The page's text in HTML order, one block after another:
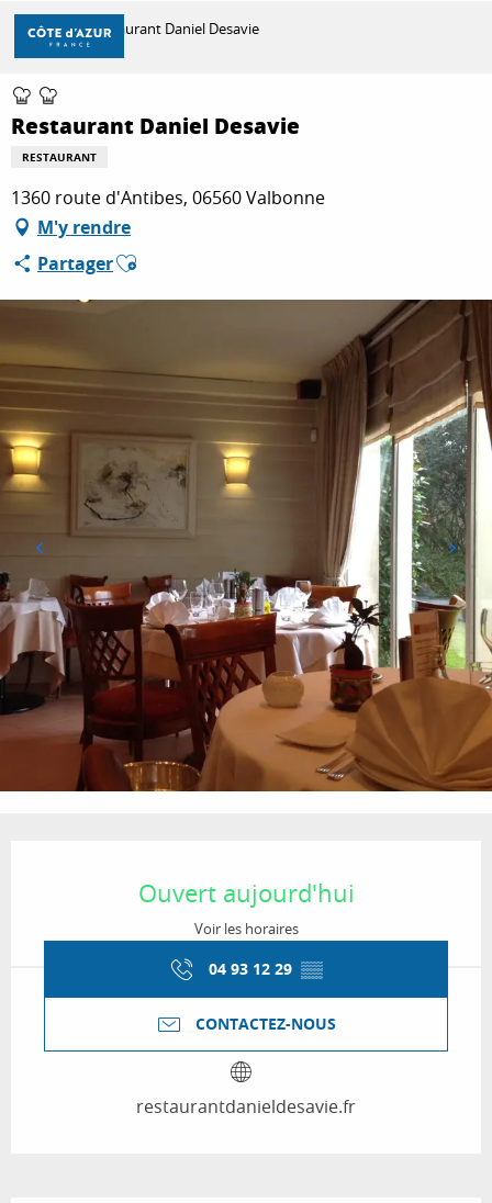
Aller
contenu
principal
DÉCOUVRIR
À FAIRE
SÉJOURNER
Accueil Restaurant Daniel Desavie
Restaurant Daniel Desavie
RESTAURANT
1360 route d'Antibes, 06560 Valbonne
M'y rendre
PartagerAjouter aux favoris
Ouvert aujourd'hui
Voir les horaires
04 93 12 29 ▒▒
CONTACTEZ-NOUS
restaurantdanieldesavie.fr